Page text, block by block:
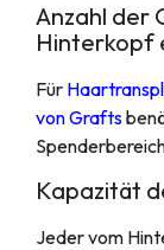
Anzahl der
Hinterkopf
Für
von Grafts
Kapazität
Jeder vom